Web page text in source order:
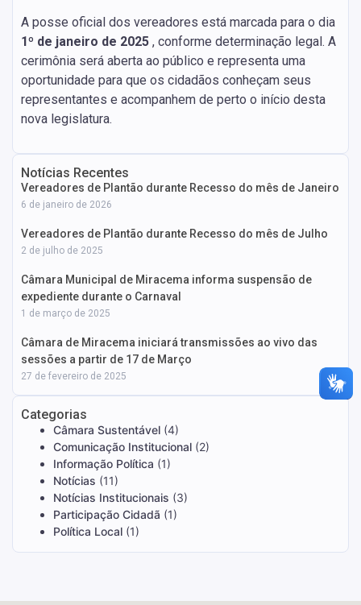
A posse oficial dos vereadores está marcada para o dia
1º de janeiro de 2025 , conforme determinação legal. A
cerimônia será aberta ao público e representa uma
oportunidade para que os cidadãos conheçam seus
representantes e acompanhem de perto o início desta
nova legislatura.
Notícias Recentes
Vereadores de Plantão durante Recesso do mês de Janeiro
6 de janeiro de 2026
Vereadores de Plantão durante Recesso do mês de Julho
2 de julho de 2025
Câmara Municipal de Miracema informa suspensão de
expediente durante o Carnaval
1 de março de 2025
Câmara de Miracema iniciará transmissões ao vivo das
sessões a partir de 17 de Março
27 de fevereiro de 2025
Categorias
Câmara Sustentável (4)
Comunicação Institucional (2)
Informação Política (1)
Notícias (11)
Notícias Institucionais (3)
Participação Cidadã (1)
Política Local (1)